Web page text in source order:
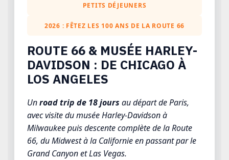
PETITS DÉJEUNERS
2026 : FÊTEZ LES 100 ANS DE LA ROUTE 66
ROUTE 66 & MUSÉE HARLEY-
DAVIDSON : DE CHICAGO À
LOS ANGELES
Unroad trip de 18 jours au départ de Paris,
avec visite du musée Harley-Davidson à
Milwaukee puis descente complète de la Route
66, du Midwest à la Californie en passant par le
Grand Canyon et Las Vegas.